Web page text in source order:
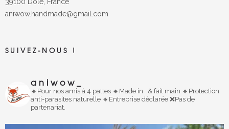
aniwow.handmade@gmail.com
SUIVEZ-NOUS !
aniwow_
🔸️Pour nos amis à 4 pattes 🔸 Made in & fait main 🔸️Protection
anti-parasites naturelle 🔸️Entreprise déclarée ❌Pas de
partenariat.